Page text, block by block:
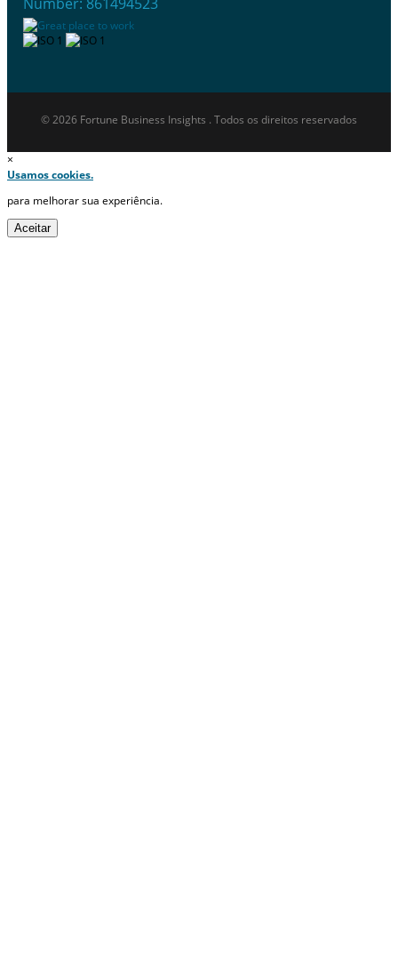
© 2026 Fortune Business Insights . Todos os direitos reservados
×
Usamos cookies.
para melhorar sua experiência.
Aceitar